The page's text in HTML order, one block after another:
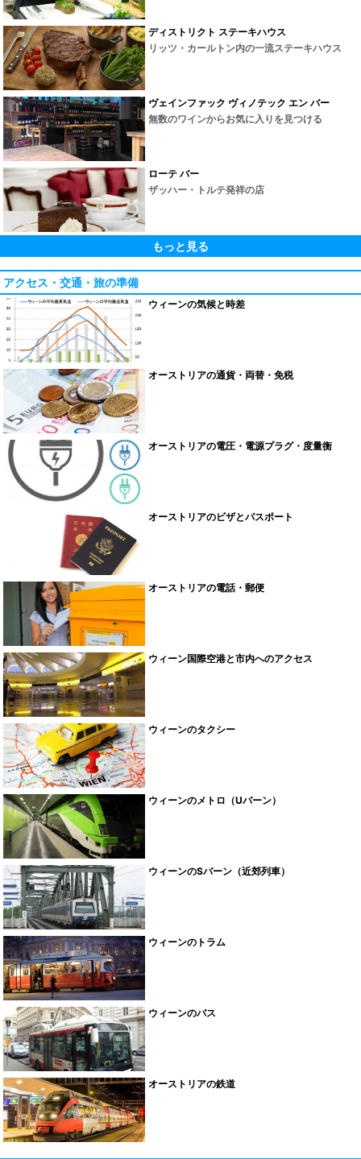
ディストリクト ステーキハウス
リッツ・カールトン内の一流ステーキハウス
ヴェインファック ヴィノテック エン バー
無数のワインからお気に入りを見つける
ローテ バー
ザッハー・トルテ発祥の店
もっと見る
アクセス・交通・旅の準備
ウィーンの気候と時差
オーストリアの通貨・両替・免税
オーストリアの電圧・電源プラグ・度量衡
オーストリアのビザとパスポート
オーストリアの電話・郵便
ウィーン国際空港と市内へのアクセス
ウィーンのタクシー
ウィーンのメトロ（Uバーン）
ウィーンのSバーン（近郊列車）
ウィーンのトラム
ウィーンのバス
オーストリアの鉄道